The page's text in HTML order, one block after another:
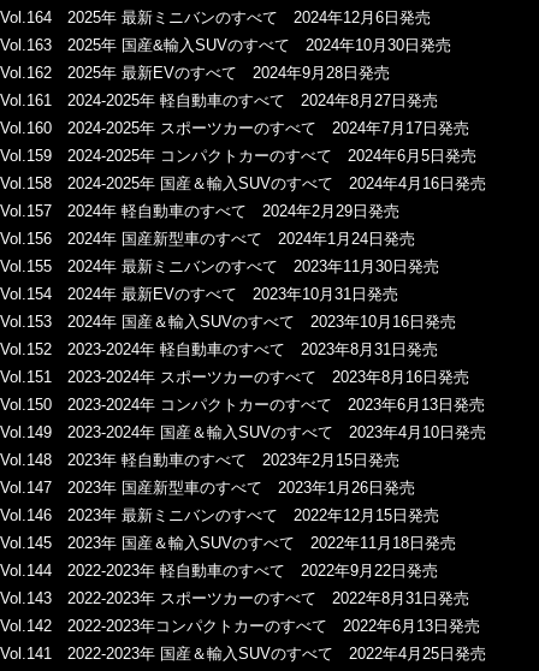
Vol.164 2025年 最新ミニバンのすべて 2024年12月6日発売
Vol.163 2025年 国産&輸入SUVのすべて 2024年10月30日発売
Vol.162 2025年 最新EVのすべて 2024年9月28日発売
Vol.161 2024-2025年 軽自動車のすべて 2024年8月27日発売
Vol.160 2024-2025年 スポーツカーのすべて 2024年7月17日発売
Vol.159 2024-2025年 コンパクトカーのすべて 2024年6月5日発売
Vol.158 2024-2025年 国産＆輸入SUVのすべて 2024年4月16日発売
Vol.157 2024年 軽自動車のすべて 2024年2月29日発売
Vol.156 2024年 国産新型車のすべて 2024年1月24日発売
Vol.155 2024年 最新ミニバンのすべて 2023年11月30日発売
Vol.154 2024年 最新EVのすべて 2023年10月31日発売
Vol.153 2024年 国産＆輸入SUVのすべて 2023年10月16日発売
Vol.152 2023-2024年 軽自動車のすべて 2023年8月31日発売
Vol.151 2023-2024年 スポーツカーのすべて 2023年8月16日発売
Vol.150 2023-2024年 コンパクトカーのすべて 2023年6月13日発売
Vol.149 2023-2024年 国産＆輸入SUVのすべて 2023年4月10日発売
Vol.148 2023年 軽自動車のすべて 2023年2月15日発売
Vol.147 2023年 国産新型車のすべて 2023年1月26日発売
Vol.146 2023年 最新ミニバンのすべて 2022年12月15日発売
Vol.145 2023年 国産＆輸入SUVのすべて 2022年11月18日発売
Vol.144 2022-2023年 軽自動車のすべて 2022年9月22日発売
Vol.143 2022-2023年 スポーツカーのすべて 2022年8月31日発売
Vol.142 2022-2023年コンパクトカーのすべて 2022年6月13日発売
Vol.141 2022-2023年 国産＆輸入SUVのすべて 2022年4月25日発売